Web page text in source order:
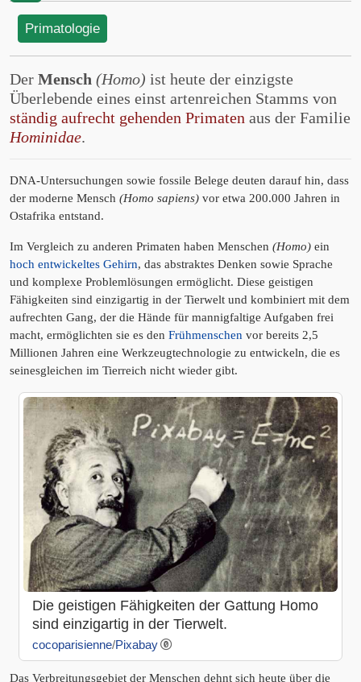
Primatologie
Der Mensch (Homo) ist heute der einzigste
Überlebende eines einst artenreichen Stamms von
ständig aufrecht gehenden Primaten aus der Familie
Hominidae.
DNA-Untersuchungen sowie fossile Belege deuten darauf hin, dass
der moderne Mensch (Homo sapiens) vor etwa 200.000 Jahren in
Ostafrika entstand.
Im Vergleich zu anderen Primaten haben Menschen (Homo) ein
hoch entwickeltes Gehirn, das abstraktes Denken sowie Sprache
und komplexe Problemlösungen ermöglicht. Diese geistigen
Fähigkeiten sind einzigartig in der Tierwelt und kombiniert mit dem
aufrechten Gang, der die Hände für mannigfaltige Aufgaben frei
macht, ermöglichten sie es den Frühmenschen vor bereits 2,5
Millionen Jahren eine Werkzeugtechnologie zu entwickeln, die es
seinesgleichen im Tierreich nicht wieder gibt.
Die geistigen Fähigkeiten der Gattung Homo
sind einzigartig in der Tierwelt.
cocoparisienne/Pixabay
Das Verbreitungsgebiet der Menschen dehnt sich heute über die